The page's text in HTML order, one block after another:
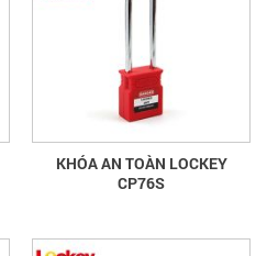
KHÓA AN TOÀN LOCKEY
CP76S